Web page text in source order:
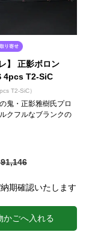
】 正影ボロン
4pcs T2-SiC
T2-SiC）
鬼・正影雅樹氏プロ
クフルなブランクの
期確認いたします
かごへ入れる